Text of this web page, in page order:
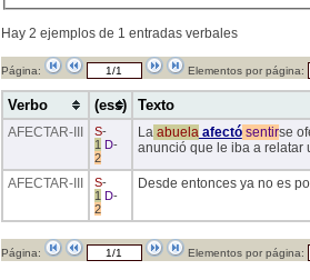
Hay 2 ejemplos de 1 entradas verbales
Página: Elementos por página:
Verbo (ess) Texto
AFECTAR-III S-
1
D-
2
Laabuelaafectósentirse
anunció que le iba a relatar
AFECTAR-III S-
1
D-
2
Desde entonces ya no es
Página: Elementos por página: